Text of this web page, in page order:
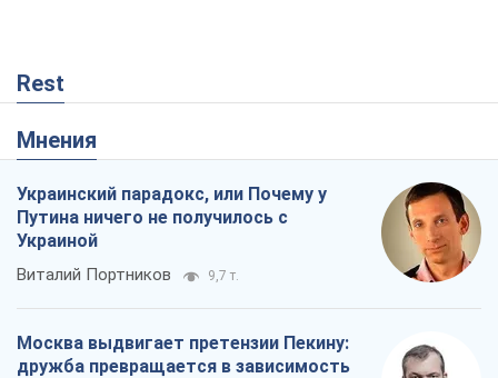
Rest
Мнения
Украинский парадокс, или Почему у
Путина ничего не получилось с
Украиной
Виталий Портников 9,7 т.
Москва выдвигает претензии Пекину:
дружба превращается в зависимость